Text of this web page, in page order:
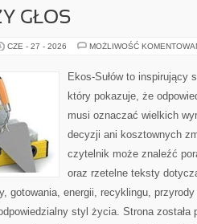
GŁOS
CZE - 27 - 2026 MOŻLIWOŚĆ
Ekos-Sułów to inspirujący
który pokazuje, że
musi oznaczać wielkich
decyzji ani kosztownych
czytelnik może znaleźć
oraz rzetelne teksty
gotowania, energii, recyklingu,
styl życia. Strona została